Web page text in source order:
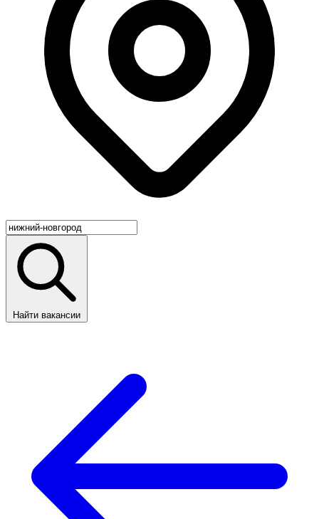
Найти вакансии